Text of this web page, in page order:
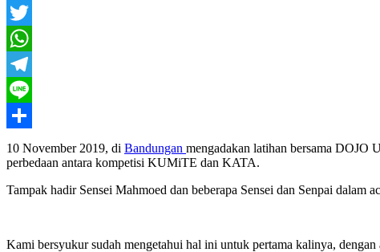
Facebook
Twitter
WhatsApp
Telegram
Line
Share
10 November 2019, di Bandungan mengadakan latihan bersama DOJO
perbedaan antara kompetisi KUMiTE dan KATA.
Tampak hadir Sensei Mahmoed dan beberapa Sensei dan Senpai dalam
Kami bersyukur sudah mengetahui hal ini untuk pertama kalinya,